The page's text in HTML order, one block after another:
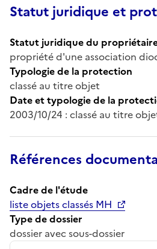
Statut juridique et
Statut juridique du
propriété d'une association
Typologie de la protection
classé au titre objet
Date et typologie de la
2003/10/24 : classé au titre
Références
Cadre de l'étude
liste objets classés MH
Type de dossier
dossier avec sous-dossier